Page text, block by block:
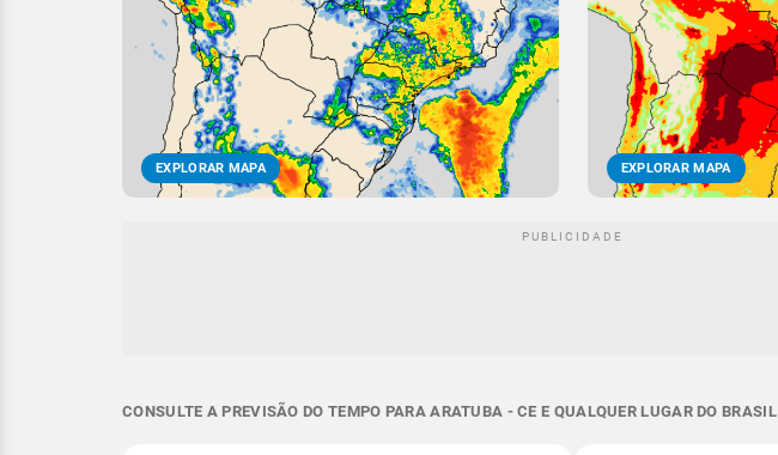
EXPLORAR MAPA EXPLORAR MAPA
CONSULTE A PREVISÃO DO TEMPO PARA ARATUBA - CE E QUALQUER LUGAR DO BRASIL